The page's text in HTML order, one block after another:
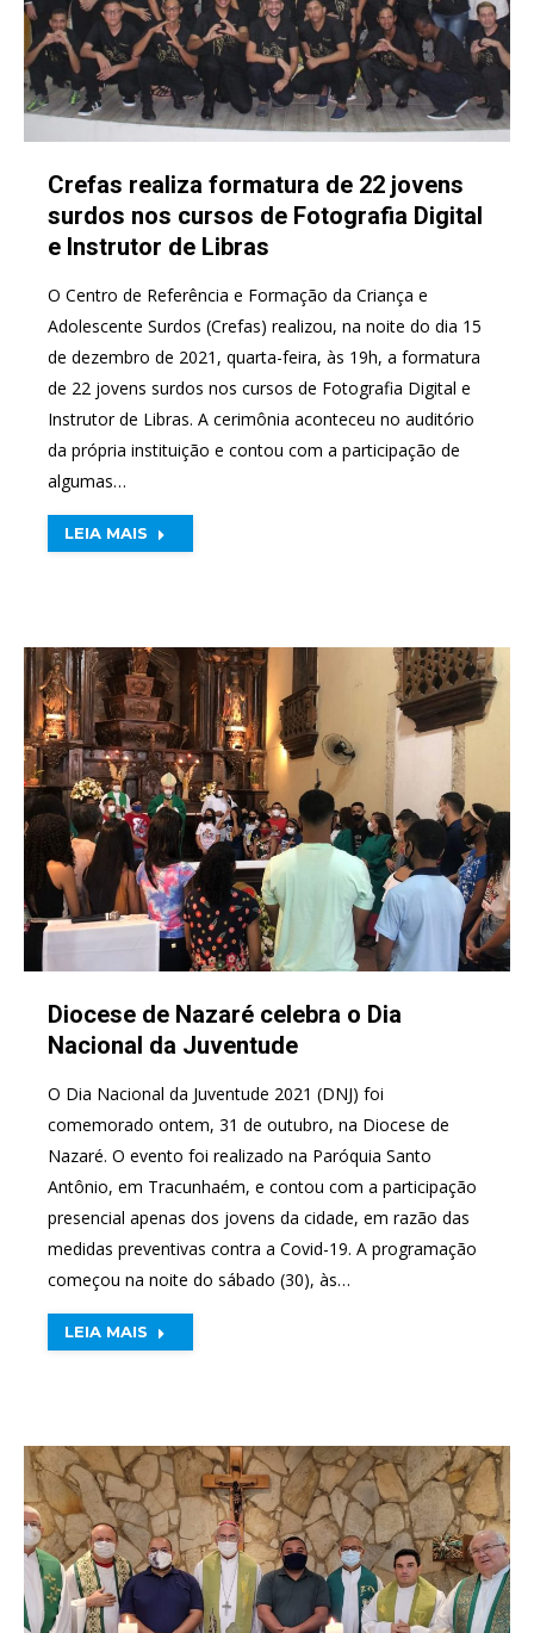
Crefas realiza formatura de 22 jovens
surdos nos cursos de Fotografia Digital
e Instrutor de Libras
O Centro de Referência e Formação da Criança e
Adolescente Surdos (Crefas) realizou, na noite do dia 15
de dezembro de 2021, quarta-feira, às 19h, a formatura
de 22 jovens surdos nos cursos de Fotografia Digital e
Instrutor de Libras. A cerimônia aconteceu no auditório
da própria instituição e contou com a participação de
algumas…
LEIA MAIS
Diocese de Nazaré celebra o Dia
Nacional da Juventude
O Dia Nacional da Juventude 2021 (DNJ) foi
comemorado ontem, 31 de outubro, na Diocese de
Nazaré. O evento foi realizado na Paróquia Santo
Antônio, em Tracunhaém, e contou com a participação
presencial apenas dos jovens da cidade, em razão das
medidas preventivas contra a Covid-19. A programação
começou na noite do sábado (30), às…
LEIA MAIS